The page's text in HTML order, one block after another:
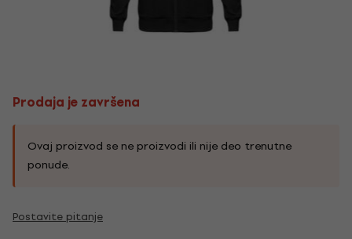
Prodaja je završena
Ovaj proizvod se ne proizvodi ili nije deo trenutne
ponude.
Postavite pitanje